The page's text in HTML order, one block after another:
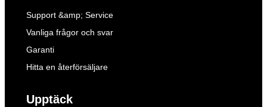
Support &amp; Service
Vanliga frågor och svar
Garanti
Hitta en återförsäljare
Upptäck